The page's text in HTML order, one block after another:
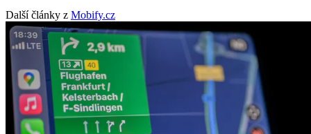
Další články z Mobify.cz